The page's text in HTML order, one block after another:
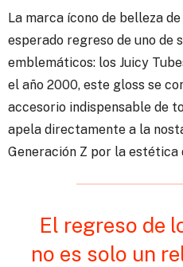
La marca ícono de belleza
esperado regreso de uno de
emblemáticos: los Juicy
el año 2000, este gloss se
accesorio indispensable de
apela directamente a la
Generación Z por la estética
El regreso de
no es solo un